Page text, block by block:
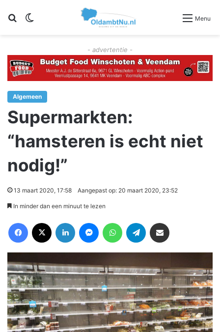
Zoeken Menu
- advertentie -
Algemeen
Supermarkten:
“hamsteren is echt niet
nodig!”
13 maart 2020, 17:58 Aangepast op: 20 maart 2020, 23:52
In minder dan een minuut te lezen